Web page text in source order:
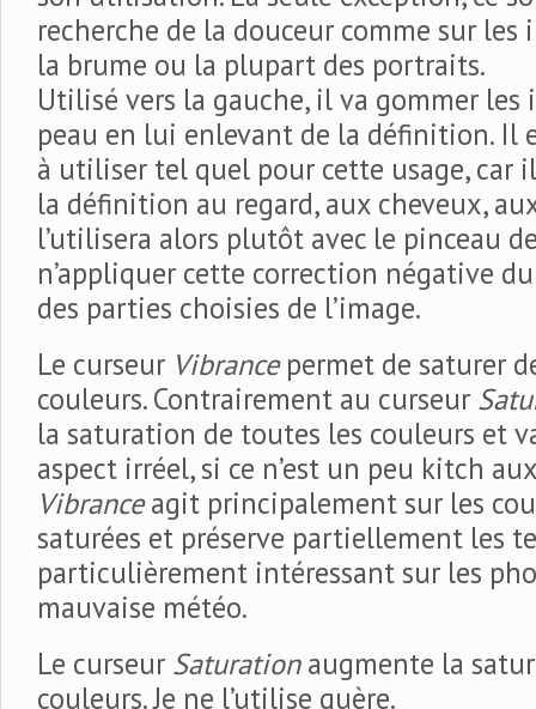
recherche de la douceur comme sur les
la brume ou la plupart des portraits.
Utilisé vers la gauche, il va gommer
peau en lui enlevant de la définition. Il
à utiliser tel quel pour cette usage, car
la définition au regard, aux cheveux,
l’utilisera alors plutôt avec le pinceau
n’appliquer cette correction négative
des parties choisies de l’image.
Le curseur Vibrancepermet de saturer
couleurs. Contrairement au curseur
la saturation de toutes les couleurs et
aspect irréel, si ce n’est un peu kitch
Vibranceagit principalement sur les
saturées et préserve partiellement les
particulièrement intéressant sur les
mauvaise météo.
Le curseur Saturationaugmente la
couleurs. Je ne l’utilise guère.